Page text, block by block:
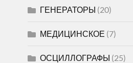
ГЕНЕРАТОРЫ (20)
МЕДИЦИНСКОЕ (7)
ОСЦИЛЛОГРАФЫ (25)